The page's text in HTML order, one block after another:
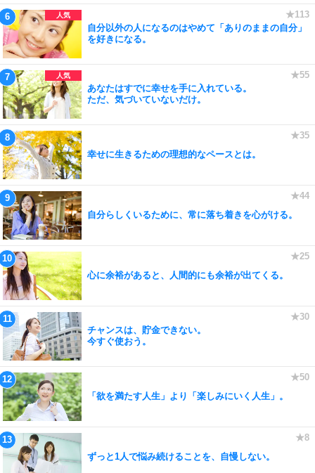
自分以外の人になるのはやめて「ありのままの自分」
を好きになる。
あなたはすでに幸せを手に入れている。
ただ、気づいていないだけ。
幸せに生きるための理想的なペースとは。
自分らしくいるために、常に落ち着きを心がける。
心に余裕があると、人間的にも余裕が出てくる。
チャンスは、貯金できない。
今すぐ使おう。
「欲を満たす人生」より「楽しみにいく人生」。
ずっと1人で悩み続けることを、自慢しない。